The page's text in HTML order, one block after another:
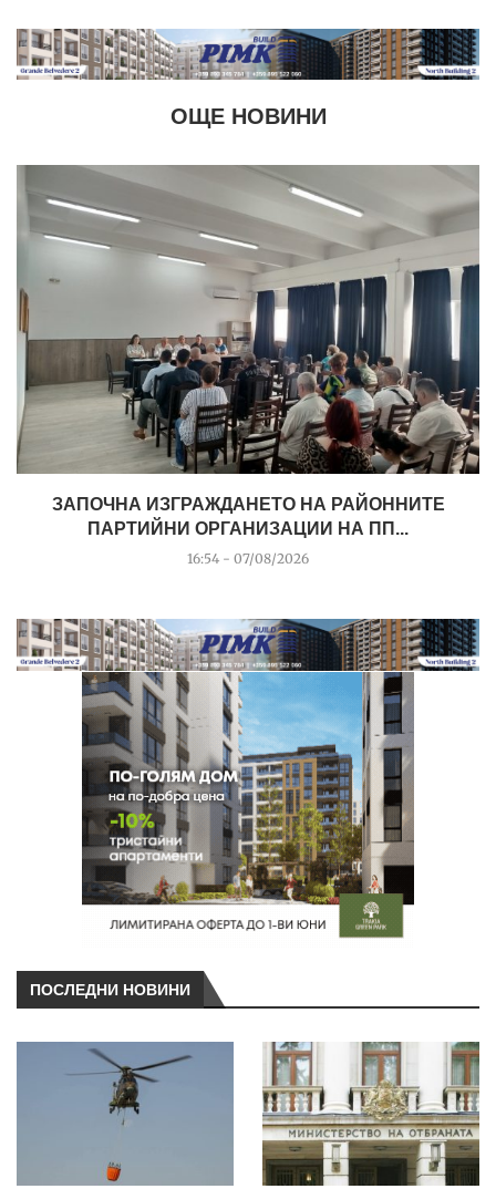
ОЩЕ НОВИНИ
ЗАПОЧНА ИЗГРАЖДАНЕТО НА РАЙОННИТЕ
ПАРТИЙНИ ОРГАНИЗАЦИИ НА ПП...
16:54 - 07/08/2026
ПОСЛЕДНИ НОВИНИ